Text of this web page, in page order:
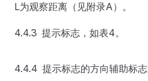
L为观察距离（见附录A）。
4.4.3 提示标志，如表4。
4.4.4 提示标志的方向辅助标志